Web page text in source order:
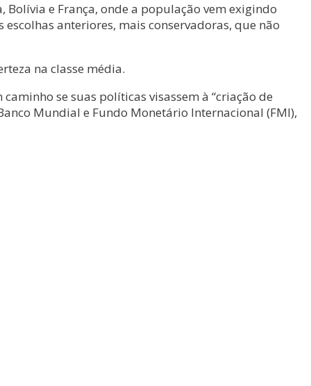
Bolívia e França, onde a população vem exigindo
anteriores, mais conservadoras, que não
na classe média.
se suas políticas visassem à “criação de
Mundial e Fundo Monetário Internacional (FMI),